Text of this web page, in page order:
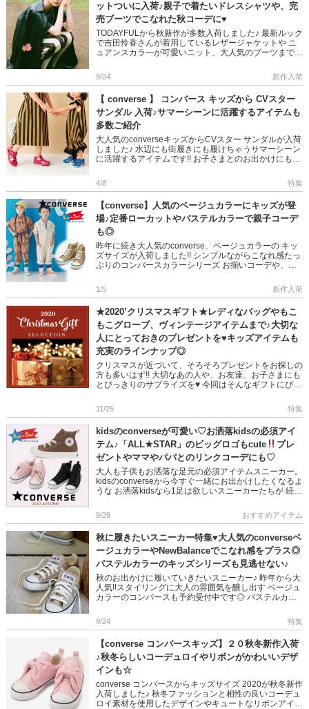
ットついに入荷♪親子で着たいドレスシャツや、完
売ブーツでこなれた秋コーデに♥
TODAYFULから秋新作が多数入荷しました♪ 最新ルック
で吉田怜香さんが着用しているレザージャケットや ニ
ュアンスカラ―が可愛いニット、大人気のブーツまで
◎ 是非 […]
9/24 新作入荷
【 converse 】 コンバース キッズから CVスター
サンダル 入荷♪サマーシーンに活躍するアイテムも
多数ご紹介
大人気のconverseキッズからCVスター サンダルが入荷
しました♪ 水辺にも街履きにも履けちゃうサマーシーン
に活躍するアイテムです!! お子さまとのお出かけにも大
[…]
4/8 特集
【converse】人気のベージュカラーにキッズが登
場♪定番ローカットやパステルカラーで親子コーデ
も◎
昨年に続き大人気のconverse、ベージュカラーの キッ
ズサイズが入荷しました!! シンプルながらこなれ感たっ
ぷりのコンバースカラーシリーズ お揃いコーデや、お
＞c […]
1/5 新作入荷
★2020’クリスマスギフト★レディなバッグやもこ
もこグローブ、ヴィンテージアイテムまで♪大切な
人にとっておきのプレゼントを♥キッズアイテムも
充実のラインナップ◎
クリスマスが近づいて、そろそろプレゼントをお探しの
方も多いはず!! 大切なあの人や、お友達、お子さまにも
とびっきりのサプライズを♥ 今回はそんなギフトにぴっ
ました◎ぜひご […]
11/25 特集
kidsのconverseが可愛い♡お洒落kidsの必須アイ
テム♪「ALL★STAR」のビッグロゴもcute
プレ
ゼントやママやパパとのリンクコーデにも♡
大人も子供もお洒落な足元の必須アイテムスニーカー。
kidsのconverseから今すぐ一緒にお出かけしたくなるよ
うな お洒落kidsなら1足は欲しいスニーカーたちが 続々
9/29 おすすめアイテム
秋に履きたいスニーカー特集♥大人気のconverseベ
ージュカラーやNewBalanceでこなれ感をプラス◎
パステルカラーのキッズシリーズも見逃せない♪
秋のお出かけに履いていきたいスニーカー♪ 昨年から大
人気!!スタイリングに大人の雰囲気を醸し出す ベージュ
カラーのコンバースも予約受付中です◎ パステルカラ
覧くださいね♥ […]
9/24 特集
【converse コンバースキッズ】２０秋冬新作入荷
♪秋冬らしいコーデュロイやリボンがかわいいデザ
インも☆
converse コンバースからキッズサイズ 2020が秋冬新作
入荷しました♪ 秋冬ファッションと相性の良いコーデュ
ロイ素材を使用したデザインやキュートなリボンアイテ